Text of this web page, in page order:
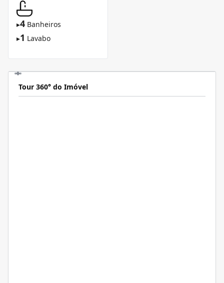
▸4 Banheiros
▸1 Lavabo
Tour 360° do Imóvel